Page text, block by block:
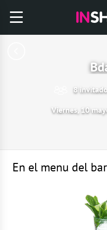
8
Viernes, 10
En el menu del bar